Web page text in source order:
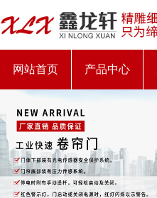
网站首页 产品中心